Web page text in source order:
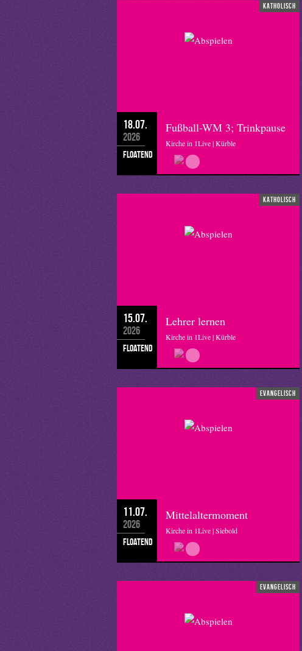
katholisch
18.07.
2026
floatend
Fußball-WM 3; Trinkpause
Kirche in 1Live | Kürble
katholisch
15.07.
2026
floatend
Lehrer lernen
Kirche in 1Live | Kürble
evangelisch
11.07.
2026
floatend
Mittelaltermoment
Kirche in 1Live | Siebold
evangelisch